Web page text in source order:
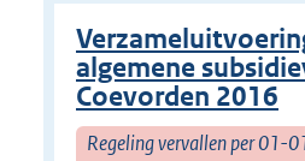
algemene
Coevorden 2016
Regeling vervallen per 01-